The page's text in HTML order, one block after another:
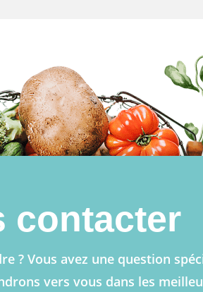
contacter
? Vous avez une question
vers vous dans les